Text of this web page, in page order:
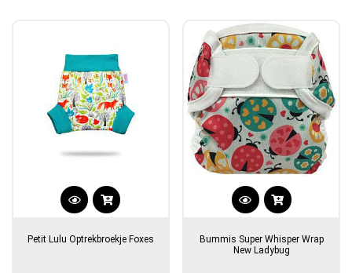
Dit
heeft
Petit Lulu Optrekbroekje Foxes
Bummis Super Whisper Wrap
New Ladybug